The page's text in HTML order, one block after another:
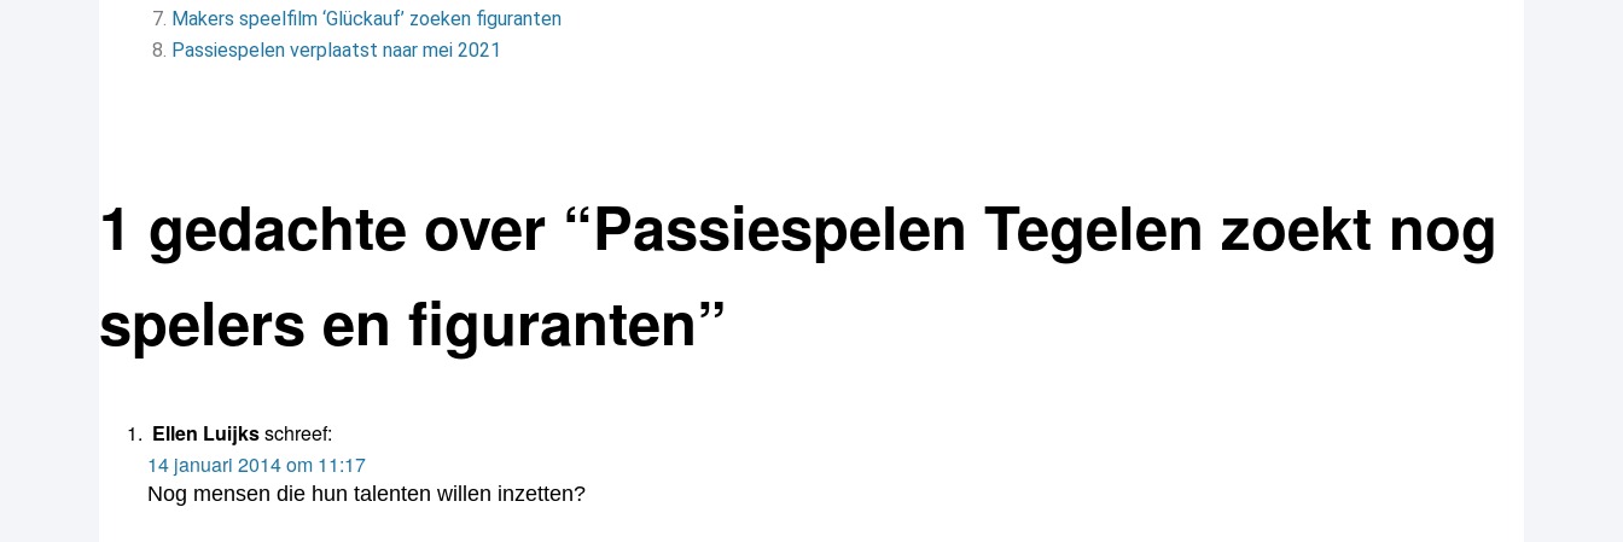
Makers speelfilm ‘Glückauf’ zoeken figuranten
Passiespelen verplaatst naar mei 2021
1 gedachte over “Passiespelen Tegelen zoekt nog
spelers en figuranten”
Ellen Luijksschreef:
14 januari 2014 om 11:17
Nog mensen die hun talenten willen inzetten?